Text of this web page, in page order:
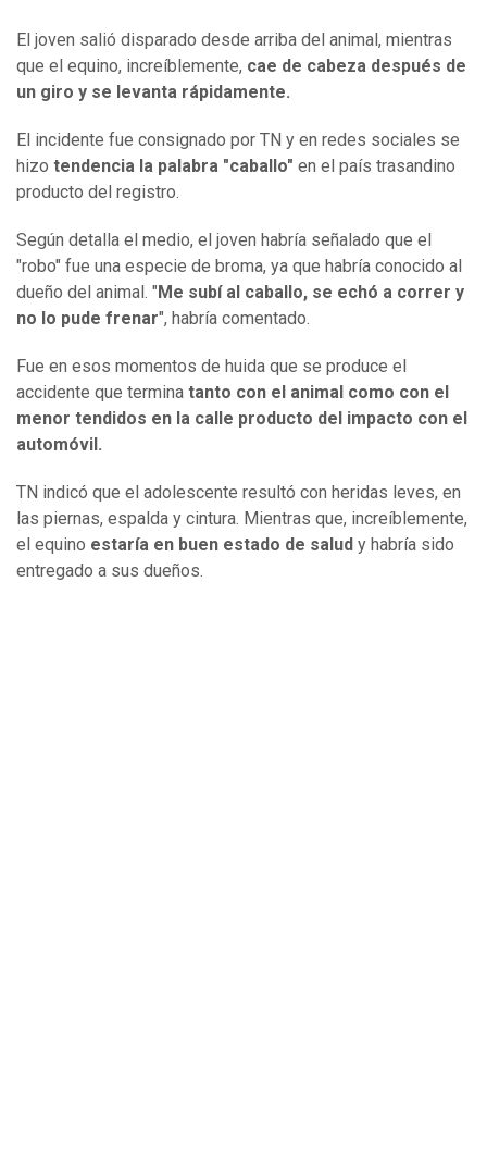
El joven salió disparado desde arriba del animal, mientras
que el equino, increíblemente, cae de cabeza después de
un giro y se levanta rápidamente.
El incidente fue consignado por TN y en redes sociales se
hizo tendencia la palabra "caballo" en el país trasandino
producto del registro.
Según detalla el medio, el joven habría señalado que el
"robo" fue una especie de broma, ya que habría conocido al
dueño del animal. " Me subí al caballo, se echó a correr y
no lo pude frenar", habría comentado.
Fue en esos momentos de huida que se produce el
accidente que termina tanto con el animal como con el
menor tendidos en la calle producto del impacto con el
automóvil.
TN indicó que el adolescente resultó con heridas leves, en
las piernas, espalda y cintura. Mientras que, increíblemente,
el equino estaría en buen estado de salud y habría sido
entregado a sus dueños.